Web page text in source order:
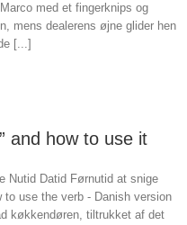
med et fingerknips og
mens dealerens øjne glider hen
[...]
and how to use it
Nutid Datid Førnutid at snige
to use the verb - Danish version
køkkendøren, tiltrukket af det